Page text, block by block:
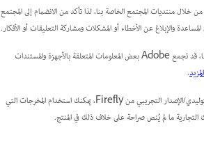
خلال منتديات المجتمع الخاصة بنا، لذا تأكد من الانضمام إلى المجتمع
والإبلاغ عن الأخطاء أو المشكلات ومشاركة التعليقات أو الأفكار.
لضمان أفضل تجربة وتحسينات لمنتجاتنا، قد تجمع Adobe بعض المعلومات المتعلقة بالأجهزة والمستندات
.
بالنسبة إلى ميزات الذكاء الاصطناعي التوليدي/الإصدار التجريبي من Firefly، يمكنك استخدام المخرجات التي